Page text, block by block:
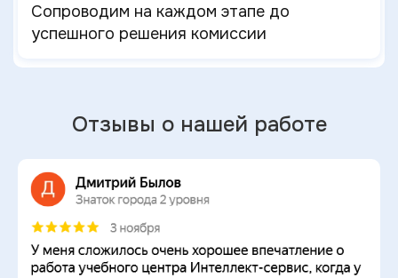
Сопроводим на каждом этапе до
успешного решения комиссии
Отзывы о нашей работе